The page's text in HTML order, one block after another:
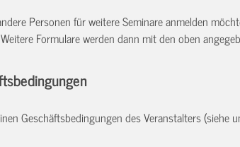
Personen für weitere Seminare anmelden
Formulare werden dann mit den oben
Geschäftsbedingungen des Veranstalters (siehe